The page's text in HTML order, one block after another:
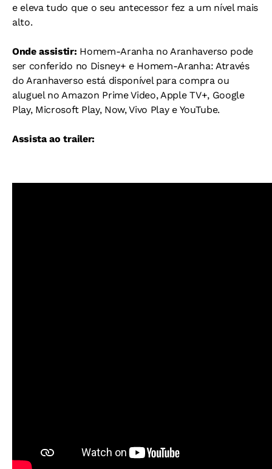
e eleva tudo que o seu antecessor fez a um nível mais
alto.
Onde assistir: Homem-Aranha no Aranhaverso pode
ser conferido no Disney+ e Homem-Aranha: Através
do Aranhaverso está disponível para compra ou
aluguel no Amazon Prime Video, Apple TV+, Google
Play, Microsoft Play, Now, Vivo Play e YouTube.
Assista ao trailer: